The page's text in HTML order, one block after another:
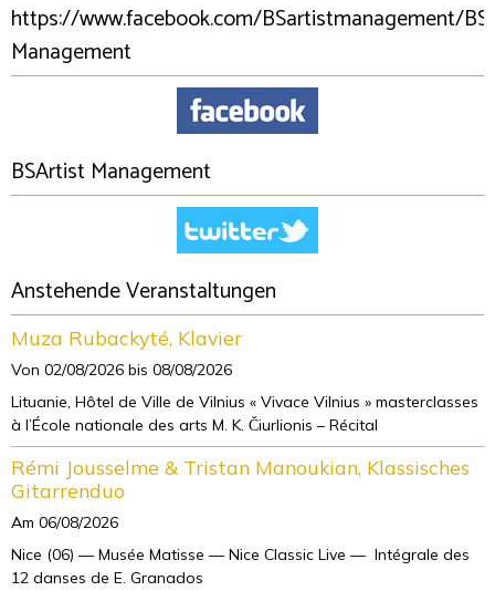
https://www.facebook.com/BSartistmanagement/
Management
BSArtist Management
Anstehende Veranstaltungen
Muza Rubackyté, Klavier
Von 02/08/2026 bis 08/08/2026
Lituanie, Hôtel de Ville de Vilnius « Vivace Vilnius » masterclasses
à l’École nationale des arts M. K. Čiurlionis – Récital
Rémi Jousselme & Tristan Manoukian, Klassisches
Gitarrenduo
Am 06/08/2026
Nice (06) — Musée Matisse — Nice Classic Live — Intégrale des
12 danses de E. Granados